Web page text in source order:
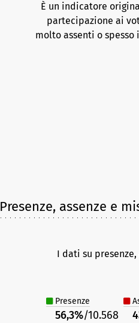
È un indicatore
partecipazione ai
molto assenti o
Presenze, assenze e
I dati su
Presenze
56,3%/10.568